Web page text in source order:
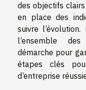
des objectifs
en place des
suivre l’évolution.
l’ensemble
démarche pour
étapes clés
d’entreprise